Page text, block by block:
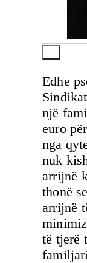
Edhe
një
euro
nga
nuk
arrijnë
thonë
arrijnë
të tjerë